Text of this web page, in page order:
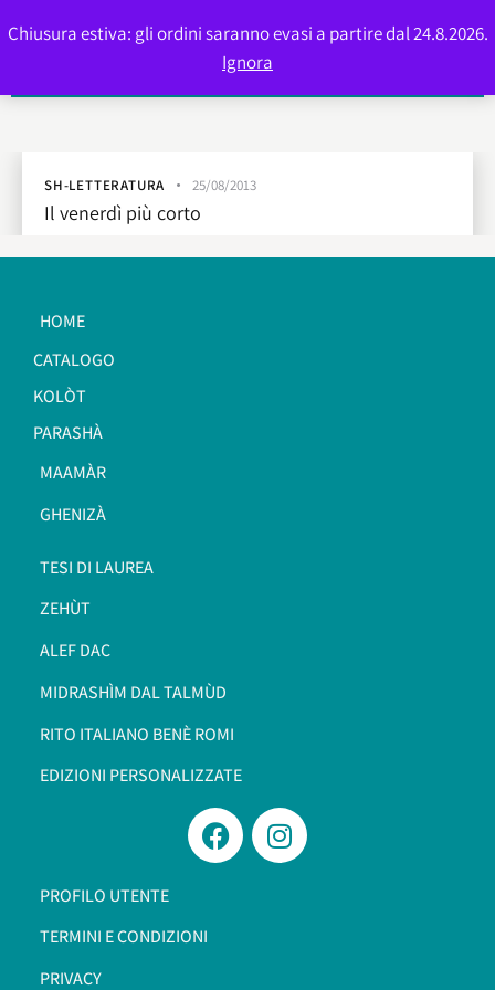
SH-LETTERATURA 25/08/2013
Il venerdì più corto
HOME
CATALOGO
KOLÒT
PARASHÀ
MAAMÀR
GHENIZÀ
TESI DI LAUREA
ZEHÙT
ALEF DAC
MIDRASHÌM DAL TALMÙD
RITO ITALIANO BENÈ ROMI​
EDIZIONI PERSONALIZZATE
PROFILO UTENTE
TERMINI E CONDIZIONI
PRIVACY
Chiusura estiva: gli ordini saranno evasi a partire dal 24.8.2026.
Ignora